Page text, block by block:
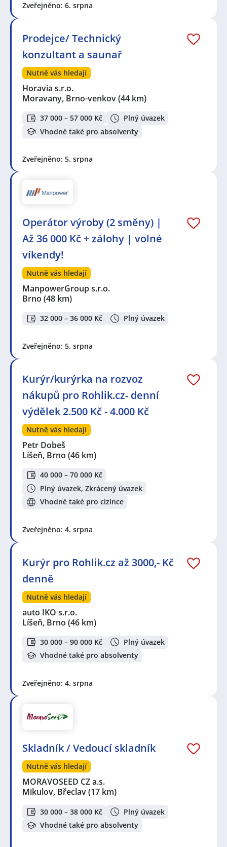
Zveřejněno: 6. srpna
Prodejce/ Technický
konzultant a saunař
Nutně vás hledají
Horavia s.r.o.
Moravany, Brno-venkov(44 km)
37 000 – 57 000 Kč
Plný úvazek
Vhodné také pro absolventy
Zveřejněno: 5. srpna
Operátor výroby (2 směny) |
Až 36 000 Kč + zálohy | volné
víkendy!
Nutně vás hledají
ManpowerGroup s.r.o.
Brno (48 km)
32 000 – 36 000 Kč Plný úvazek
Zveřejněno: 5. srpna
Kurýr/kurýrka na rozvoz
nákupů pro Rohlik.cz- denní
výdělek 2.500 Kč - 4.000 Kč
Nutně vás hledají
Petr Dobeš
Líšeň, Brno (46 km)
40 000 – 70 000 Kč
Plný úvazek, Zkrácený úvazek
Vhodné také pro cizince
Zveřejněno: 4. srpna
Kurýr pro Rohlik.cz až 3000,- Kč
denně
Nutně vás hledají
auto IKO s.r.o.
Líšeň, Brno (46 km)
30 000 – 90 000 Kč
Plný úvazek
Vhodné také pro absolventy
Zveřejněno: 4. srpna
Skladník / Vedoucí skladník
Nutně vás hledají
MORAVOSEED CZ a.s.
Mikulov, Břeclav(17 km)
30 000 – 38 000 Kč
Plný úvazek
Vhodné také pro absolventy